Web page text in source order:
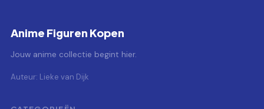
Anime Figuren Kopen
Jouw anime collectie begint hier.
Auteur: Lieke van Dijk